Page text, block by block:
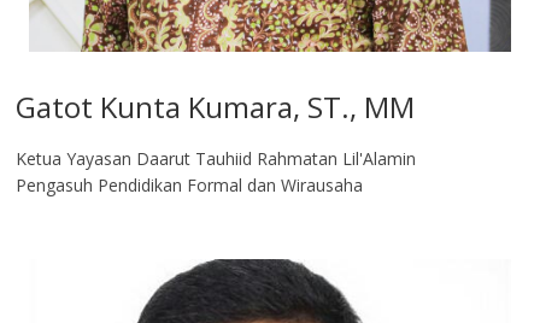
Gatot Kunta Kumara, ST., MM
Ketua Yayasan Daarut Tauhiid Rahmatan Lil'Alamin
Pengasuh Pendidikan Formal dan Wirausaha